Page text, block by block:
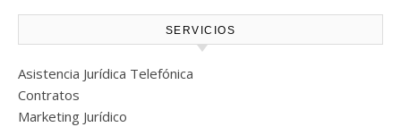
SERVICIOS
Asistencia Jurídica Telefónica
Contratos
Marketing Jurídico